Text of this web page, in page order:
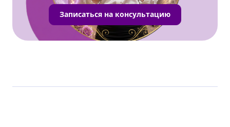
Записаться на консультацию